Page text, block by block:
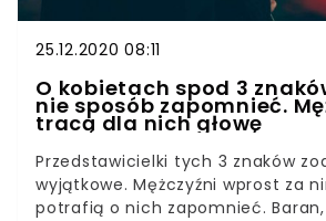
25.12.2020 08:11
O kobietach spod 3
nie sposób zapomnieć.
tracą dla nich głowę
Przedstawicielki tych 3 znaków
wyjątkowe. Mężczyźni wprost za
potrafią o nich zapomnieć. Baran,